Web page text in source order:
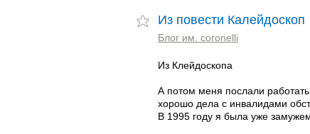
Из повести Калейдоскоп
Блог им. coronelli
Из Клейдоскопа
А потом меня послали
хорошо дела с инвалидами
В 1995 году я была уже